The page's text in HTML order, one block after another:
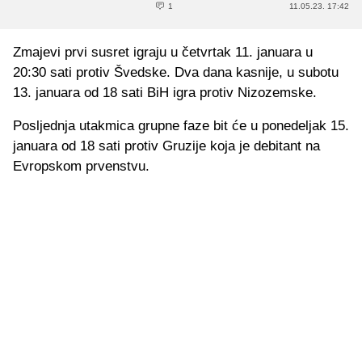
1 11.05.23. 17:42
Zmajevi prvi susret igraju u četvrtak 11. januara u
20:30 sati protiv Švedske. Dva dana kasnije, u subotu
13. januara od 18 sati BiH igra protiv Nizozemske.
Posljednja utakmica grupne faze bit će u ponedeljak 15.
januara od 18 sati protiv Gruzije koja je debitant na
Evropskom prvenstvu.